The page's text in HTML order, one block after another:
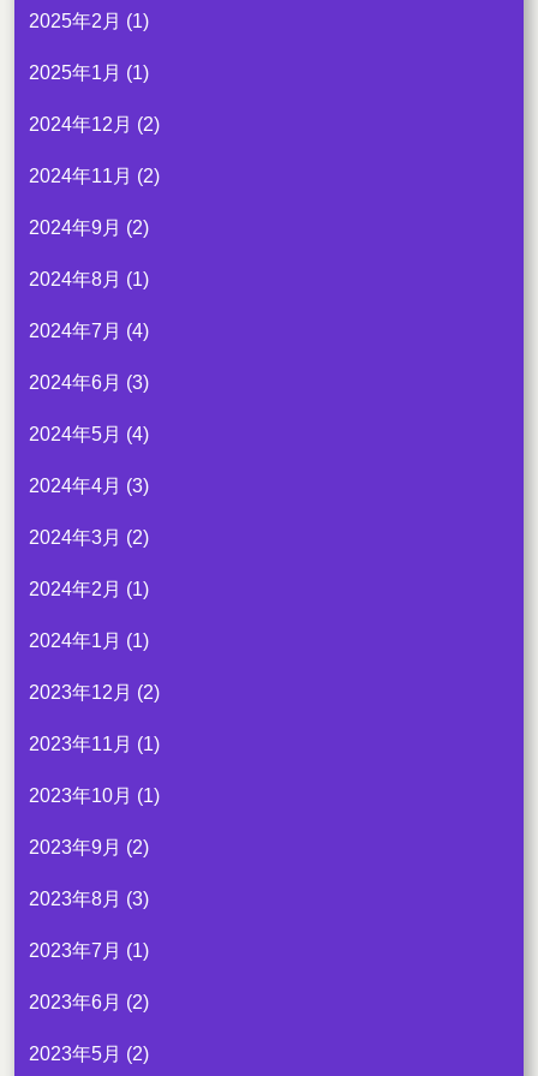
2025年2月 (1)
2025年1月 (1)
2024年12月 (2)
2024年11月 (2)
2024年9月 (2)
2024年8月 (1)
2024年7月 (4)
2024年6月 (3)
2024年5月 (4)
2024年4月 (3)
2024年3月 (2)
2024年2月 (1)
2024年1月 (1)
2023年12月 (2)
2023年11月 (1)
2023年10月 (1)
2023年9月 (2)
2023年8月 (3)
2023年7月 (1)
2023年6月 (2)
2023年5月 (2)